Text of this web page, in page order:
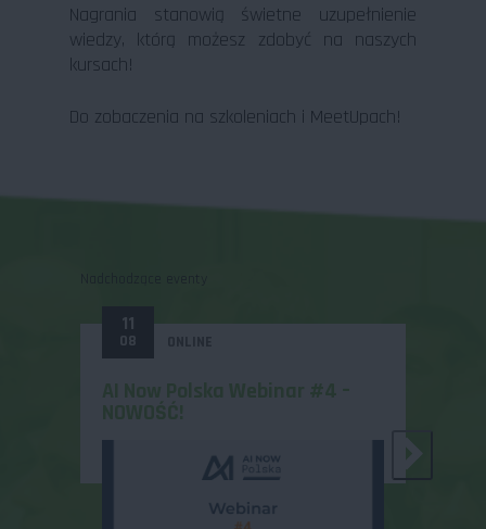
Nagrania stanowią świetne uzupełnienie
wiedzy, którą możesz zdobyć na naszych
kursach!
Do zobaczenia na szkoleniach i MeetUpach!
11
08